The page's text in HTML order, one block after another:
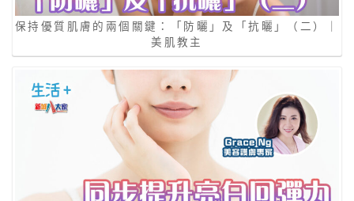
保持優質肌膚的兩個關鍵：「防曬」及「抗曬」（二）｜
美肌教主